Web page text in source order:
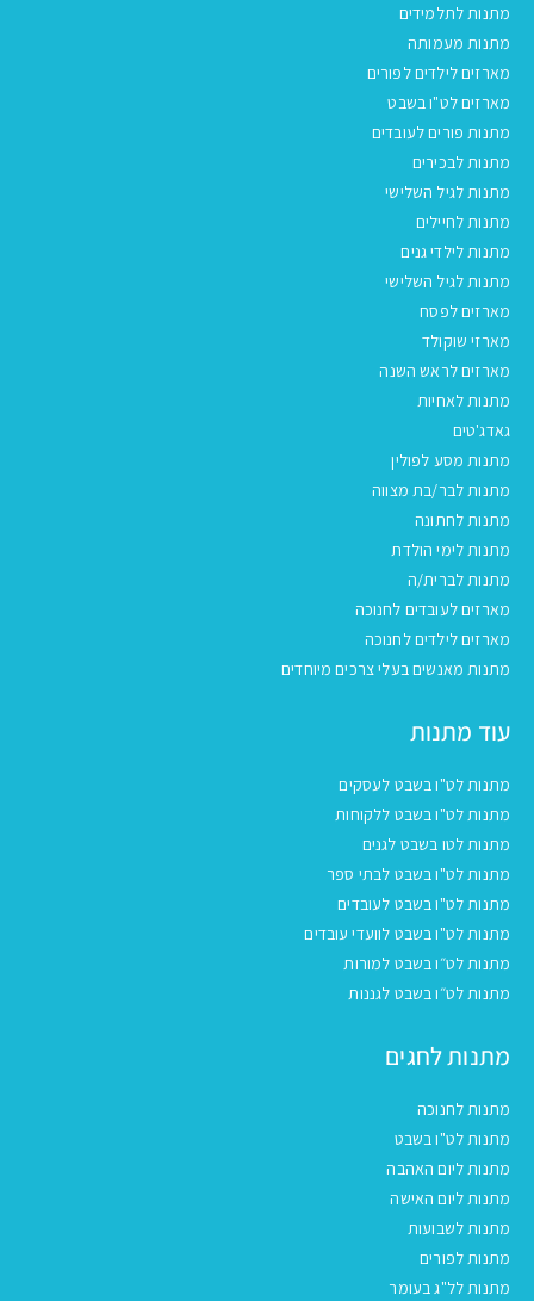
מתנות לתלמידים
מתנות מעמותה
מארזים לילדים לפורים
מארזים לט"ו בשבט
מתנות פורים לעובדים
מתנות לבכירים
מתנות לגיל השלישי
מתנות לחיילים
מתנות לילדי גנים
מתנות לגיל השלישי
מארזים לפסח
מארזי שוקולד
מארזים לראש השנה
מתנות לאחיות
גאדג'טים
מתנות מסע לפולין
מתנות לבר/בת מצווה
מתנות לחתונה
מתנות לימי הולדת
מתנות לברית/ה
מארזים לעובדים לחנוכה
מארזים לילדים לחנוכה
מתנות מאנשים בעלי צרכים מיוחדים
עוד מתנות
מתנות לט"ו בשבט לעסקים
מתנות לט"ו בשבט ללקוחות
מתנות לטו בשבט לגנים
מתנות לט"ו בשבט לבתי ספר
מתנות לט"ו בשבט לעובדים
מתנות לט"ו בשבט לוועדי עובדים
מתנות לט״ו בשבט למורות
מתנות לט״ו בשבט לגננות
מתנות לחגים
מתנות לחנוכה
מתנות לט"ו בשבט
מתנות ליום האהבה
מתנות ליום האישה
מתנות לשבועות
מתנות לפורים
מתנות לל"ג בעומר